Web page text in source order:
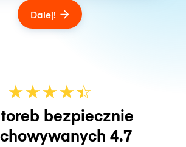
Dalej!
★★★★☆
★
bezpiecznie
4.7